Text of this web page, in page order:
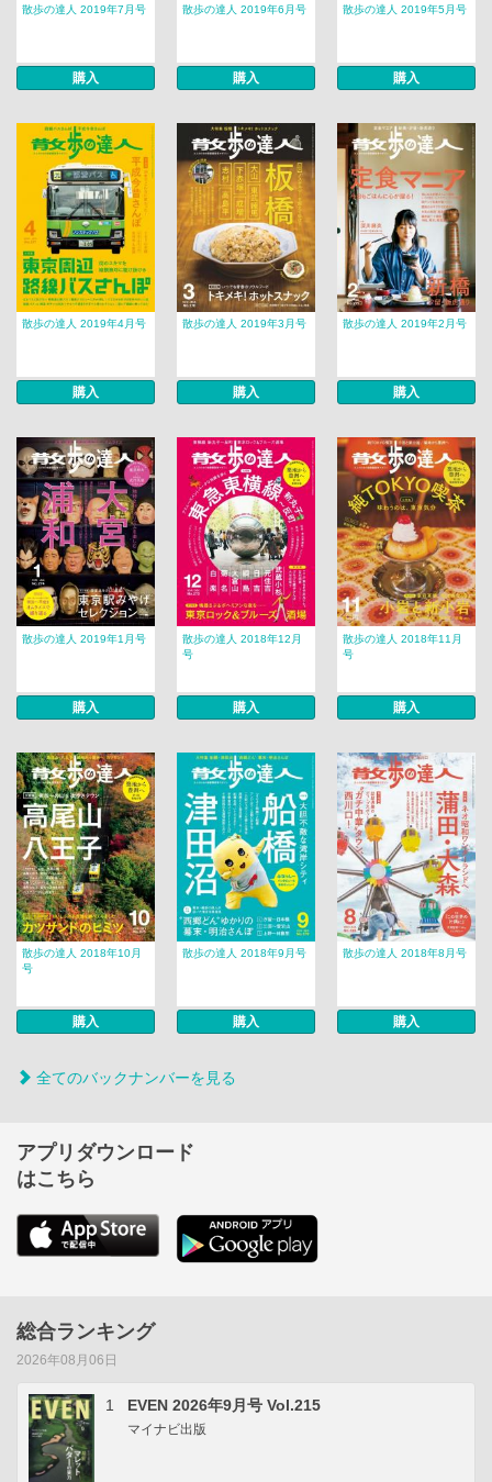
散歩の達人 2019年7月号
購入
散歩の達人 2019年6月号
購入
散歩の達人 2019年5月号
購入
散歩の達人 2019年4月号
購入
散歩の達人 2019年3月号
購入
散歩の達人 2019年2月号
購入
散歩の達人 2019年1月号
購入
散歩の達人 2018年12月
号
購入
散歩の達人 2018年11月
号
購入
散歩の達人 2018年10月
号
購入
散歩の達人 2018年9月号
購入
散歩の達人 2018年8月号
購入
全てのバックナンバーを見る
アプリダウンロード
はこちら
総合ランキング
2026年08月06日
1 EVEN 2026年9月号 Vol.215
マイナビ出版